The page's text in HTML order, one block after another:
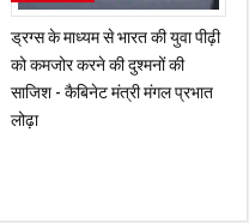
ड्रग्स के माध्यम से भारत की युवा पीढ़ी
को कमजोर करने की दुश्मनों की
साजिश - कैबिनेट मंत्री मंगल प्रभात
लोढ़ा